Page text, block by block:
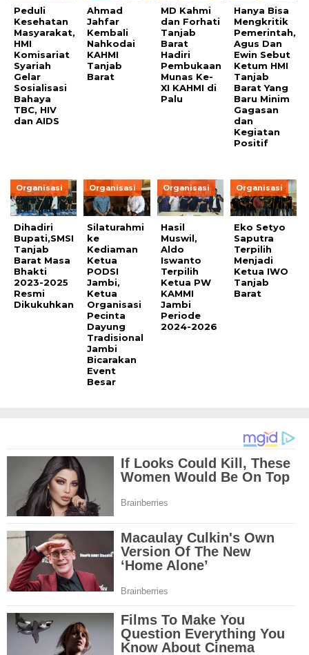
Peduli
Kesehatan
Masyarakat,
HMI
Komisariat
Syariah
Gelar
Sosialisasi
Bahaya
TBC, HIV
dan AIDS
Ahmad
Jahfar
Kembali
Nahkodai
KAHMI
Tanjab
Barat
MD Kahmi
dan Forhati
Tanjab
Barat
Hadiri
Pembukaan
Munas Ke-
XI KAHMI di
Palu
Hanya Bisa
Mengkritik
Pemerintah,
Agus Dan
Ewin Sebut
Ketum HMI
Tanjab
Barat Yang
Baru Minim
Gagasan
dan
Kegiatan
Positif
Organisasi
Dihadiri
Bupati,SMSI
Tanjab
Barat Masa
Bhakti
2023-2025
Resmi
Dikukuhkan
Organisasi
Silaturahmi
ke
Kediaman
Ketua
PODSI
Jambi,
Ketua
Organisasi
Pecinta
Dayung
Tradisional
Jambi
Bicarakan
Event
Besar
Organisasi
Hasil
Muswil,
Aldo
Iswanto
Terpilih
Ketua PW
KAMMI
Jambi
Periode
2024-2026
Organisasi
Eko Setyo
Saputra
Terpilih
Menjadi
Ketua IWO
Tanjab
Barat